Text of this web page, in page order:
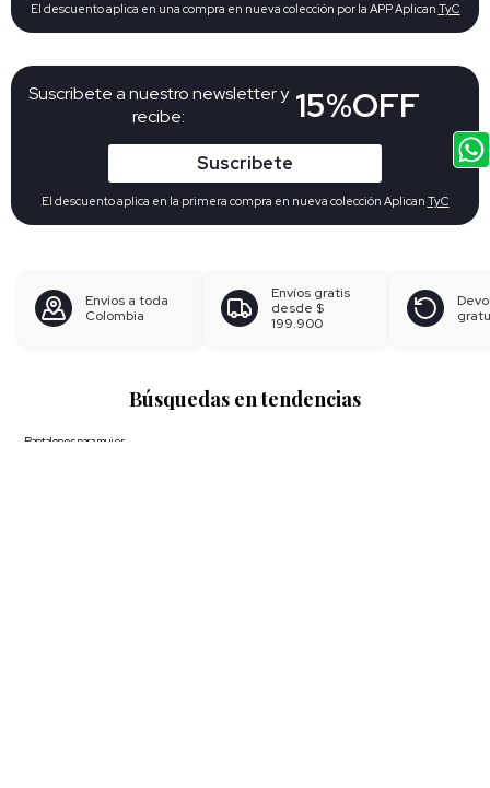
Suscribete a nuestro newsletter y
recibe:
15%OFF
Suscribete
El descuento aplica en la primera compra en nueva colección Aplican TyC
El descuento aplica en una compra en nueva colección por la APP Aplican TyC
Envíos a toda
Colombia
Envíos gratis
desde $
199.900
Búsquedas en tendencias
Pantalones para mujer